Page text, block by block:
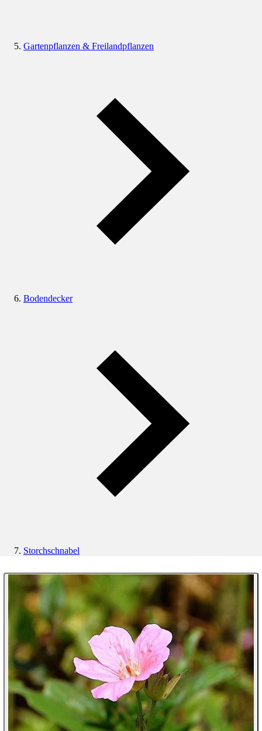
Gartenpflanzen & Freilandpflanzen
Bodendecker
Storchschnabel